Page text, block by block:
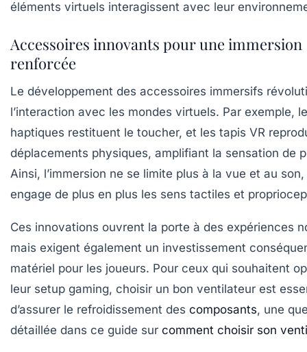
éléments virtuels interagissent avec leur
Accessoires innovants pour une immersion
renforcée
Le développement des accessoires immersifs
l’interaction avec les mondes virtuels. Par exemple,
haptiques restituent le toucher, et les tapis VR
déplacements physiques, amplifiant la sensation de
Ainsi, l’immersion ne se limite plus à la vue et au
engage de plus en plus les sens tactiles et
Ces innovations ouvrent la porte à des expériences
mais exigent également un investissement
matériel pour les joueurs. Pour ceux qui souhaitent
leur setup gaming, choisir un bon ventilateur est
d’assurer le refroidissement des composants, une
détaillée dans ce guide sur comment choisir son